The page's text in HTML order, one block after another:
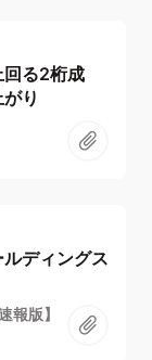
回る2桁成
り
ルディングス
報版】